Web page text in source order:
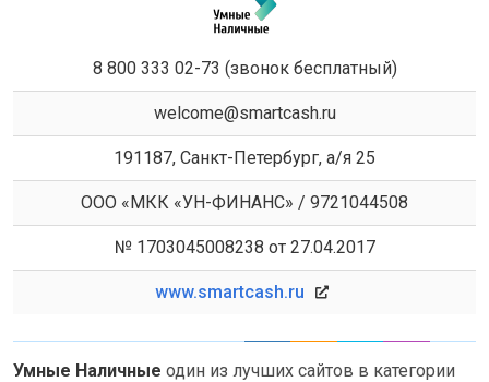
8 800 333 02-73 (звонок бесплатный)
welcome@smartcash.ru
191187, Санкт-Петербург, а/я 25
ООО «МКК «УН-ФИНАНС» / 9721044508
№ 1703045008238 от 27.04.2017
www.smartcash.ru
Умные Наличные один из лучших сайтов в категории